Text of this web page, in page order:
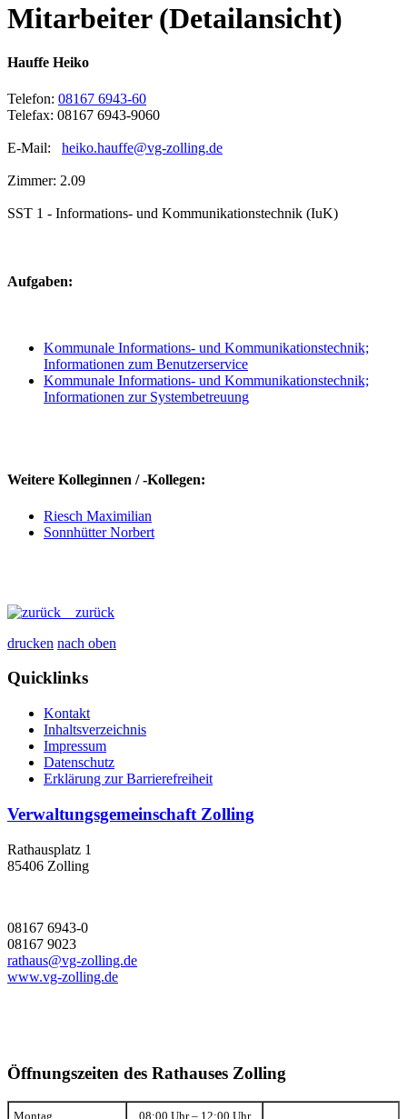
Mitarbeiter (Detailansicht)
Hauffe Heiko
Telefon: 08167 6943-60
Telefax: 08167 6943-9060
E-Mail: heiko.hauffe@vg-zolling.de
Zimmer: 2.09
SST 1 - Informations- und Kommunikationstechnik (IuK)
Aufgaben:
Kommunale Informations- und Kommunikationstechnik;
Informationen zum Benutzerservice
Kommunale Informations- und Kommunikationstechnik;
Informationen zur Systembetreuung
Weitere Kolleginnen / -Kollegen:
Riesch Maximilian
Sonnhütter Norbert
zurück
drucken nach oben
Quicklinks
Kontakt
Inhaltsverzeichnis
Impressum
Datenschutz
Erklärung zur Barrierefreiheit
Verwaltungsgemeinschaft Zolling
Rathausplatz 1
85406 Zolling
08167 6943-0
08167 9023
rathaus@vg-zolling.de
www.vg-zolling.de
Öffnungszeiten des Rathauses Zolling
Montag 08:00 Uhr – 12:00 Uhr